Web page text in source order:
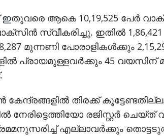
ആകെ 10,19,525 പേര്‍
സ്വീകരിച്ചു. ഇതില്‍
മുന്നണി പോരാളികള്‍ക്കും
പ്രായമുള്ളവര്‍ക്കും 45 വയസിന്
തിരക്ക്
രജിസ്റ്റര്‍
എല്ലാവര്‍ക്കും